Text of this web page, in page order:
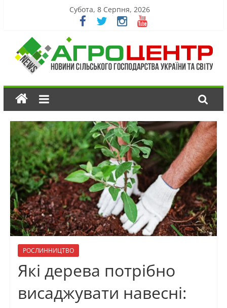
Субота, 8 Серпня, 2026
РОСЛИННИЦТВО
Які дерева потрібно
висаджувати навесні: